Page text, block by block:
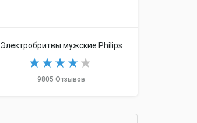
Электробритвы мужские Philips
9805 Отзывов